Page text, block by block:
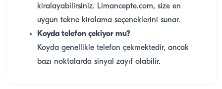
kiralayabilirsiniz. Limancepte.com, size en
uygun tekne kiralama seçeneklerini sunar.
Koyda telefon çekiyor mu?
Koyda genellikle telefon çekmektedir, ancak
bazı noktalarda sinyal zayıf olabilir.